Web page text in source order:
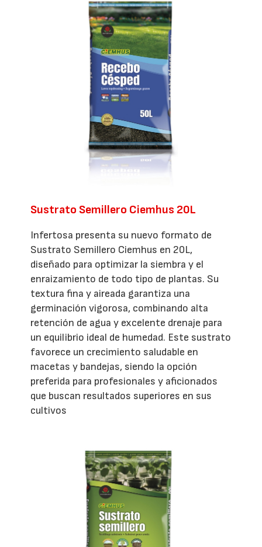
Sustrato Semillero Ciemhus 20L
Infertosa presenta su nuevo formato de
Sustrato Semillero Ciemhus en 20L,
diseñado para optimizar la siembra y el
enraizamiento de todo tipo de plantas. Su
textura fina y aireada garantiza una
germinación vigorosa, combinando alta
retención de agua y excelente drenaje para
un equilibrio ideal de humedad. Este sustrato
favorece un crecimiento saludable en
macetas y bandejas, siendo la opción
preferida para profesionales y aficionados
que buscan resultados superiores en sus
cultivos